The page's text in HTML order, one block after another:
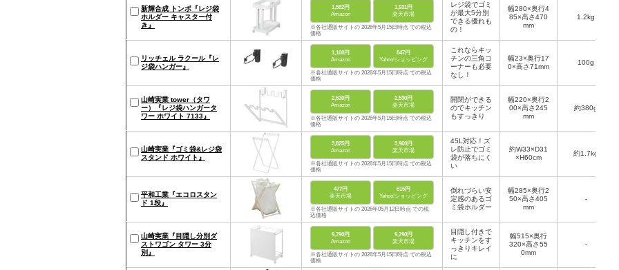
新輝合成 トンボ『レジ袋
ホルダー キャスター付
き』
1,582円
Amazon
1,931円
楽天市場
※各社通販サイトの 2026年5月15日時点 での税込
価格
レジ袋でゴミ
が最大5分別
できる優れも
の！
幅280×奥行4
85×高さ470
mm
1.2kg
リッチェル ラクール『レ
ジ袋ハンガー』
1,100円
Amazon
847円
Yahoo!ショッピング
※各社通販サイトの 2026年5月15日時点 での税込
価格
これならキッ
チンの三角コ
ーナーも必要
なし！
幅23×奥行17
0×高さ71mm
100g
山崎実業 tower（タワ
ー）『レジ袋ハンガータ
ワー ホワイト 7133』
2,530円
Amazon
2,530円
楽天市場
※各社通販サイトの 2026年5月15日時点 での税込
価格
開閉ができる
のでキッチン
もすっきり
幅220×奥行2
00×高さ245
mm
約380g
山崎実業『ゴミ袋&レジ袋
スタンド ホワイト』
3,825円
Amazon
3,960円
楽天市場
※各社通販サイトの 2026年5月15日時点 での税込
価格
45L対応！ズ
レ防止でゴミ
袋が落ちにく
い
約W33×D31
×H60cm
約1.7kg
平和工業『エコロスタン
ド 1段』
477円
楽天市場
515円
Yahoo!ショッピング
※各社通販サイトの 2026年05月12日時点 での税
込価格
倒れづらい安
定感のあるゴ
ミ袋ホルダー
幅285×奥行2
50×高さ405
mm
-
山崎実業『目隠し分別ダ
ストワゴン タワー 3分
別』
9,790円
Amazon
9,790円
楽天市場
※各社通販サイトの 2026年5月15日時点 での税込
価格
目隠し付きで
キッチンをす
っきりキレイ
に
幅515×奥行
320×高さ55
0mm
-